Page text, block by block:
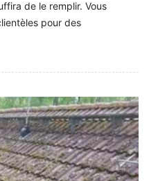
de le remplir. Vous
pour des